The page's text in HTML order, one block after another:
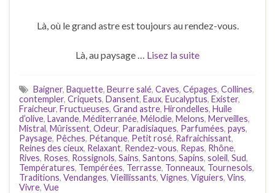
Là, où le grand astre est toujours au rendez-vous.
Là, au paysage … Lisez la suite
Baigner, Baquette, Beurre salé, Caves, Cépages, Collines,
contempler, Criquets, Dansent, Eaux, Eucalyptus, Exister,
Fraicheur, Fructueuses, Grand astre, Hirondelles, Huile
d’olive, Lavande, Méditerranée, Mélodie, Melons, Merveilles,
Mistral, Mûrissent, Odeur, Paradisiaques, Parfumées, pays,
Paysage, Pêches, Pétanque, Petit rosé, Rafraichissant,
Reines des cieux, Relaxant, Rendez-vous, Repas, Rhône,
Rives, Roses, Rossignols, Sains, Santons, Sapins, soleil, Sud,
Températures, Tempérées, Terrasse, Tonneaux, Tournesols,
Traditions, Vendanges, Vieillissants, Vignes, Viguiers, Vins,
Vivre, Vue